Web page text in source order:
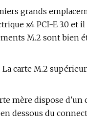
grands
x4 PCI-E 3.0 et
M.2 sont bien
carte M.2
mère dispose
dessous du